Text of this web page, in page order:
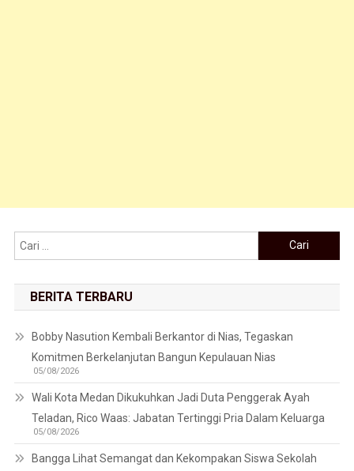
Cari untuk:
BERITA TERBARU
Bobby Nasution Kembali Berkantor di Nias, Tegaskan
Komitmen Berkelanjutan Bangun Kepulauan Nias
05/08/2026
Wali Kota Medan Dikukuhkan Jadi Duta Penggerak Ayah
Teladan, Rico Waas: Jabatan Tertinggi Pria Dalam Keluarga
05/08/2026
Bangga Lihat Semangat dan Kekompakan Siswa Sekolah